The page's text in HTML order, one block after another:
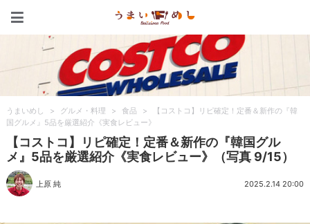
うまいめし > グルメ・料理 > 食品 >
【コストコ】リピ確定！定番＆新作の『韓
国グルメ』5品を厳選紹介《実食レビュー》
【コストコ】リピ確定！定番＆新作の『韓国グル
メ』5品を厳選紹介《実食レビュー》（写真 9/15）
上原 純 2025.2.14 20:00